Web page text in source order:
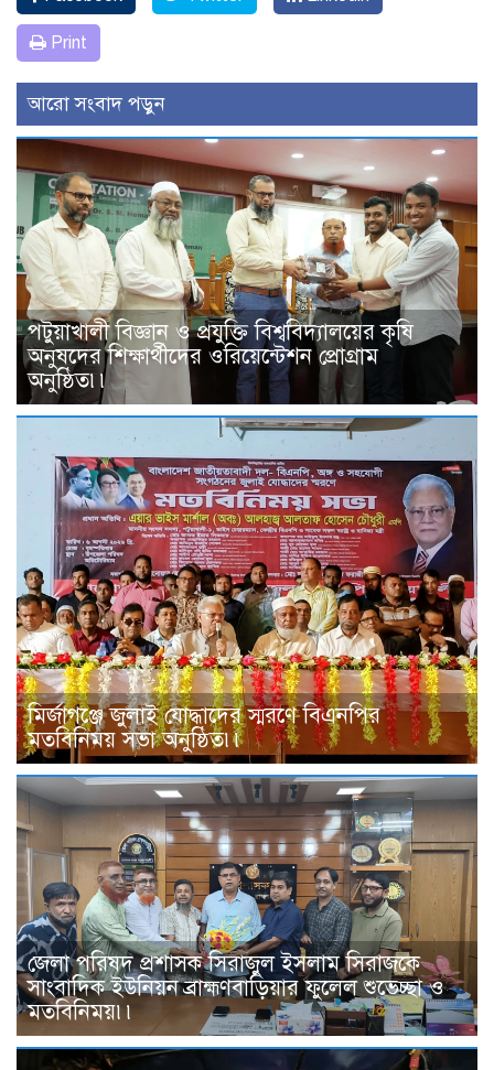
Print
আরো সংবাদ পড়ুন
পটুয়াখালী বিজ্ঞান ও প্রযুক্তি বিশ্ববিদ্যালয়ের কৃষি
অনুষদের শিক্ষার্থীদের ওরিয়েন্টেশন প্রোগ্রাম
অনুষ্ঠিত৷৷
মির্জাগঞ্জে জুলাই যোদ্ধাদের স্মরণে বিএনপির
মতবিনিময় সভা অনুষ্ঠিত৷৷
জেলা পরিষদ প্রশাসক সিরাজুল ইসলাম সিরাজকে
সাংবাদিক ইউনিয়ন ব্রাহ্মণবাড়িয়ার ফুলেল শুভেচ্ছা ও
মতবিনিময়৷৷